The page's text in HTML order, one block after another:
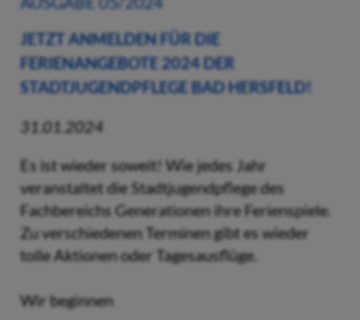
JETZT ANMELDEN FÜR DIE
FERIENANGEBOTE 2024 DER
STADTJUGENDPFLEGE BAD HERSFELD!
31.01.2024
Es ist wieder soweit! Wie jedes Jahr
veranstaltet die Stadtjugendpflege des
Fachbereichs Generationen ihre Ferienspiele.
Zu verschiedenen Terminen gibt es wieder
tolle Aktionen oder Tagesausflüge.
Wir beginnen